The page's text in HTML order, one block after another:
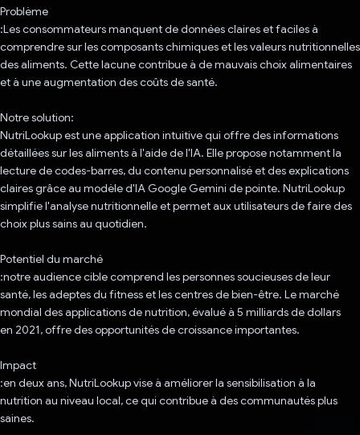
Problème
:Les consommateurs manquent de données claires et faciles à
comprendre sur les composants chimiques et les valeurs nutritionnelles
des aliments. Cette lacune contribue à de mauvais choix alimentaires
et à une augmentation des coûts de santé.
Notre solution:
NutriLookup est une application intuitive qui offre des informations
détaillées sur les aliments à l'aide de l'IA. Elle propose notamment la
lecture de codes-barres, du contenu personnalisé et des explications
claires grâce au modèle d'IA Google Gemini de pointe. NutriLookup
simplifie l'analyse nutritionnelle et permet aux utilisateurs de faire des
choix plus sains au quotidien.
Potentiel du marché
:notre audience cible comprend les personnes soucieuses de leur
santé, les adeptes du fitness et les centres de bien-être. Le marché
mondial des applications de nutrition, évalué à 5 milliards de dollars
en 2021, offre des opportunités de croissance importantes.
Impact
:en deux ans, NutriLookup vise à améliorer la sensibilisation à la
nutrition au niveau local, ce qui contribue à des communautés plus
saines.